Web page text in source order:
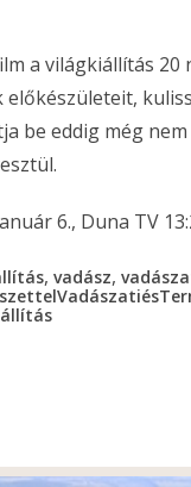
a világkiállítás 20
előkészületeit,
be eddig még
6., Duna TV
, vadász,